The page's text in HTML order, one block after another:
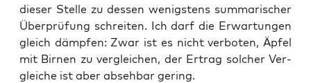
die­ser Stel­le zu des­sen wenigs­tens sum­ma­ri­scher
Über­prü­fung schrei­ten. Ich darf die Erwar­tun­gen
gleich dämp­fen: Zwar ist es nicht ver­bo­ten, Äpfel
mit Bir­nen zu ver­glei­chen, der Ertrag sol­cher Ver­
glei­che ist aber abseh­bar gering.